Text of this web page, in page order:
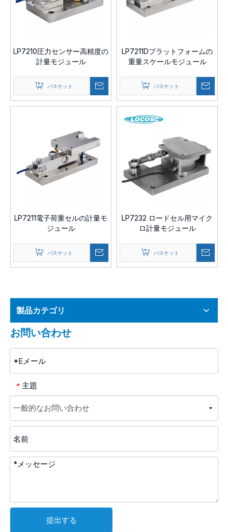
LP7210圧力センサー高精度の
計量モジュール
バスケット
LP7211Dプラットフォームの
重量スケールモジュール
バスケット
LP7211電子荷重セルの計量モ
ジュール
バスケット
LP7232 ロードセル用マイク
ロ計量モジュール
バスケット
製品カテゴリ
お問い合わせ
* 主題
提出する